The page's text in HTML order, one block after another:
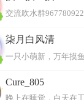
交流吹水群967780922
柒月白风清
Cure_805